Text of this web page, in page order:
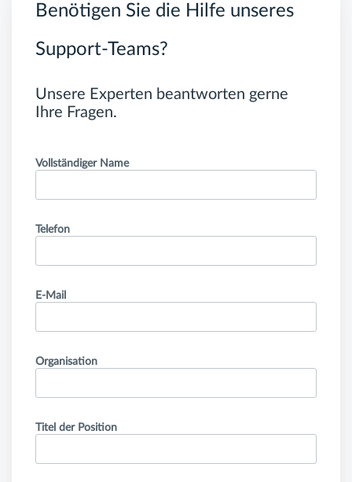
Benötigen Sie die Hilfe unseres
Support-Teams?
Unsere Experten beantworten gerne
Ihre Fragen.
Vollständiger Name
Telefon
E-Mail
Organisation
Titel der Position